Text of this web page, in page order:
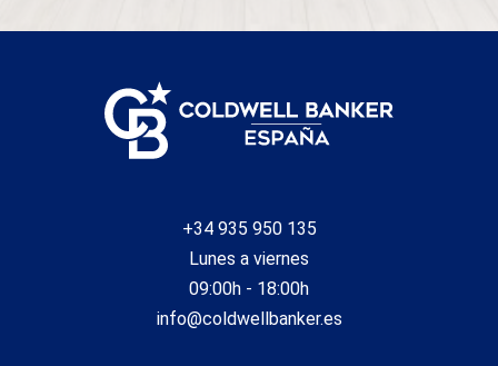
+34 935 950 135
Lunes a viernes
09:00h - 18:00h
info@coldwellbanker.es